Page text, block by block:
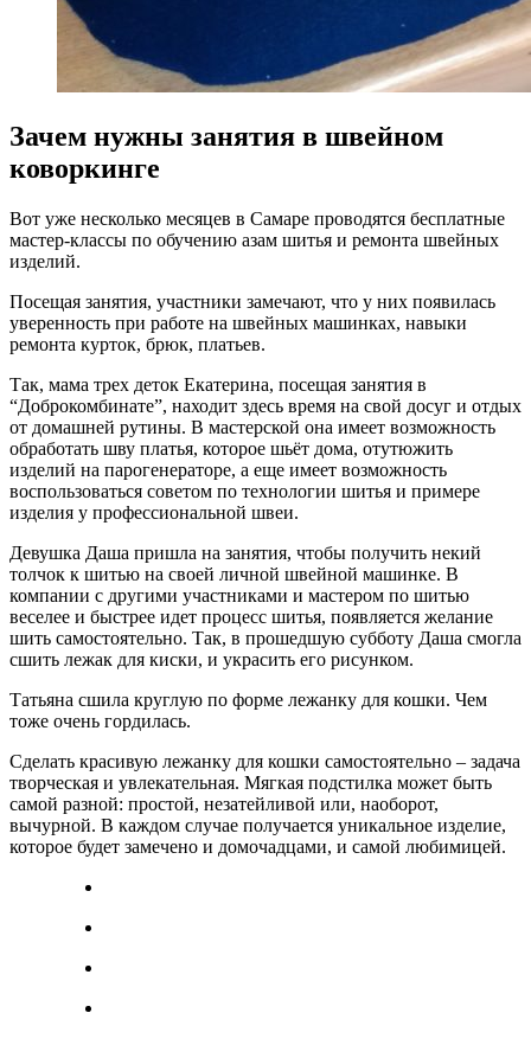
Зачем нужны занятия в швейном
коворкинге
Вот уже несколько месяцев в Самаре проводятся бесплатные
мастер-классы по обучению азам шитья и ремонта швейных
изделий.
Посещая занятия, участники замечают, что у них появилась
уверенность при работе на швейных машинках, навыки
ремонта курток, брюк, платьев.
Так, мама трех деток Екатерина, посещая занятия в
“Доброкомбинате”, находит здесь время на свой досуг и отдых
от домашней рутины. В мастерской она имеет возможность
обработать шву платья, которое шьёт дома, отутюжить
изделий на парогенераторе, а еще имеет возможность
воспользоваться советом по технологии шитья и примере
изделия у профессиональной швеи.
Девушка Даша пришла на занятия, чтобы получить некий
толчок к шитью на своей личной швейной машинке. В
компании с другими участниками и мастером по шитью
веселее и быстрее идет процесс шитья, появляется желание
шить самостоятельно. Так, в прошедшую субботу Даша смогла
сшить лежак для киски, и украсить его рисунком.
Татьяна сшила круглую по форме лежанку для кошки. Чем
тоже очень гордилась.
Сделать красивую лежанку для кошки самостоятельно – задача
творческая и увлекательная. Мягкая подстилка может быть
самой разной: простой, незатейливой или, наоборот,
вычурной. В каждом случае получается уникальное изделие,
которое будет замечено и домочадцами, и самой любимицей.